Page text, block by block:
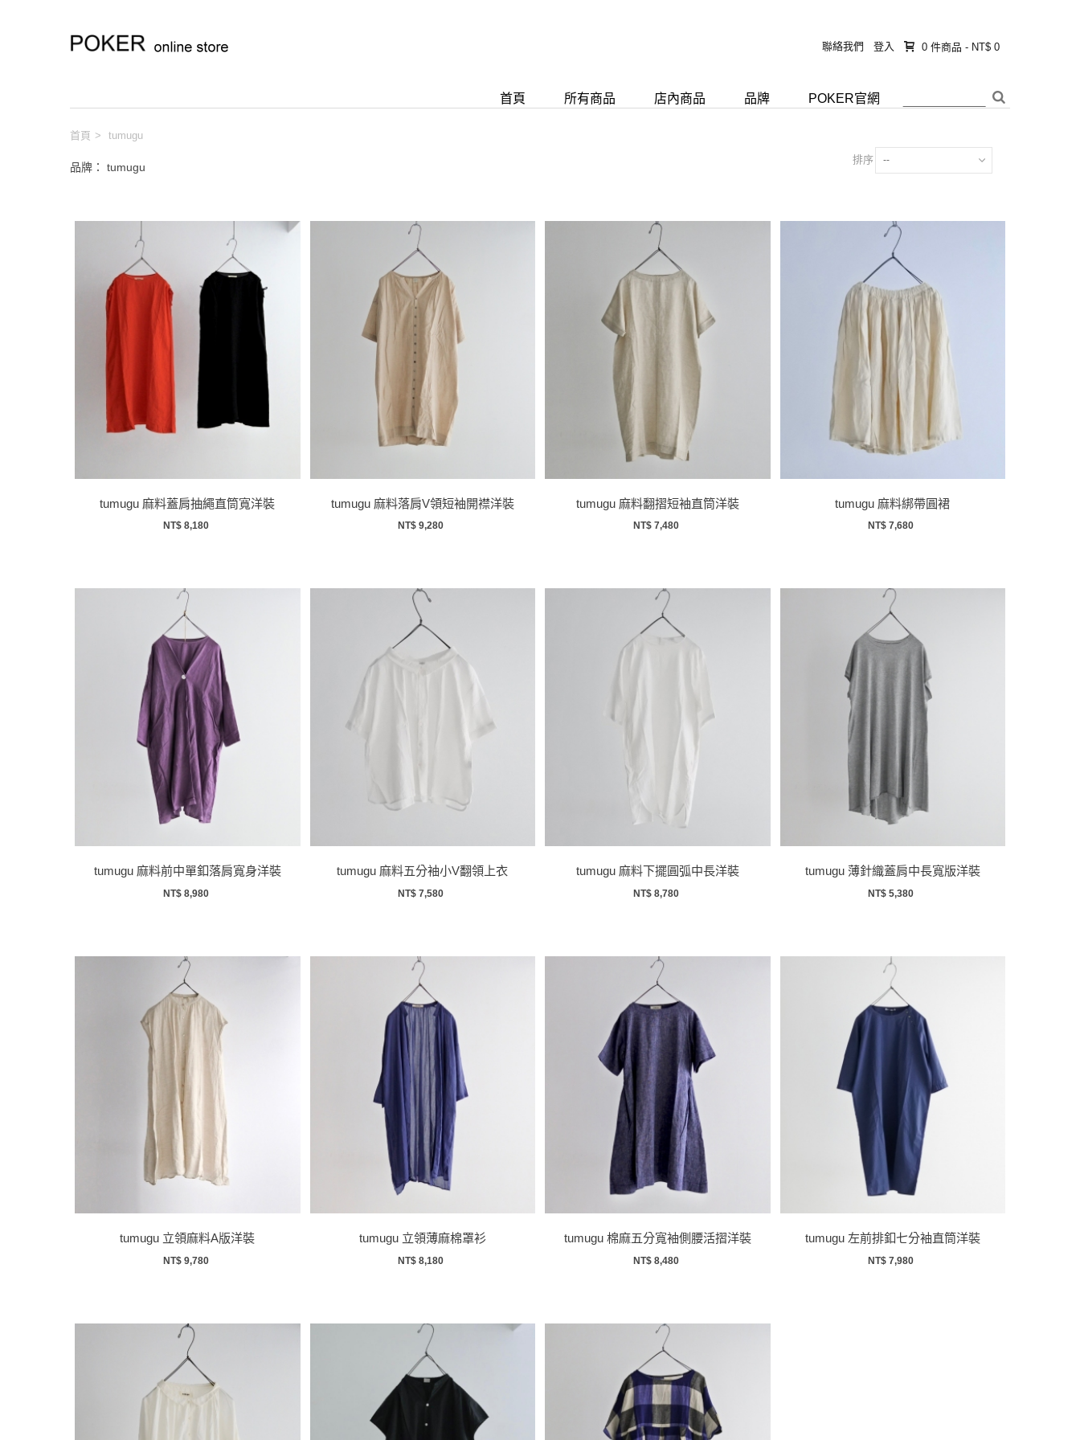
0 件商品 - NT$ 0
登入
聯絡我們
首頁 所有商品 店內商品 品牌 POKER官網
首頁 > tumugu
品牌： tumugu
排序 --
tumugu 麻料蓋肩抽繩直筒寬洋裝
NT$ 8,180
tumugu 麻料落肩V領短袖開襟洋裝
NT$ 9,280
tumugu 麻料翻摺短袖直筒洋裝
NT$ 7,480
tumugu 麻料綁帶圓裙
NT$ 7,680
tumugu 麻料前中單釦落肩寬身洋裝
NT$ 8,980
tumugu 麻料五分袖小V翻領上衣
NT$ 7,580
tumugu 麻料下擺圓弧中長洋裝
NT$ 8,780
tumugu 薄針織蓋肩中長寬版洋裝
NT$ 5,380
tumugu 立領麻料A版洋裝
NT$ 9,780
tumugu 立領薄麻棉罩衫
NT$ 8,180
tumugu 棉麻五分寬袖側腰活摺洋裝
NT$ 8,480
tumugu 左前排釦七分袖直筒洋裝
NT$ 7,980